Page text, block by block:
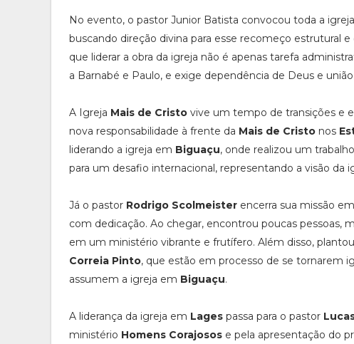
No evento, o pastor Junior Batista convocou toda a
buscando direção divina para esse recomeço estrutural
que liderar a obra da igreja não é apenas tarefa
a Barnabé e Paulo, e exige dependência de Deus e
A Igreja Mais de Cristo vive um tempo de transições e
nova responsabilidade à frente da Mais de Cristo nos
liderando a igreja em Biguaçu, onde realizou um
para um desafio internacional, representando a visão da
Já o pastor Rodrigo Scolmeister encerra sua missão em
com dedicação. Ao chegar, encontrou poucas pessoas,
em um ministério vibrante e frutífero. Além disso,
Correia Pinto, que estão em processo de se tornarem
assumem a igreja em Biguaçu.
A liderança da igreja em Lages passa para o pastor
ministério Homens Corajosos e pela apresentação do